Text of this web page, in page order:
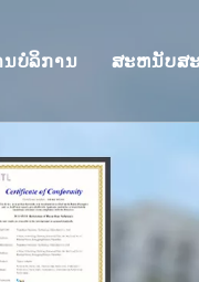
ນບໍລິການ
ຕອບສະໜອງ
ການຈັດສົ່ງ
ສະຫນັບສ
ການ
ການຮັ